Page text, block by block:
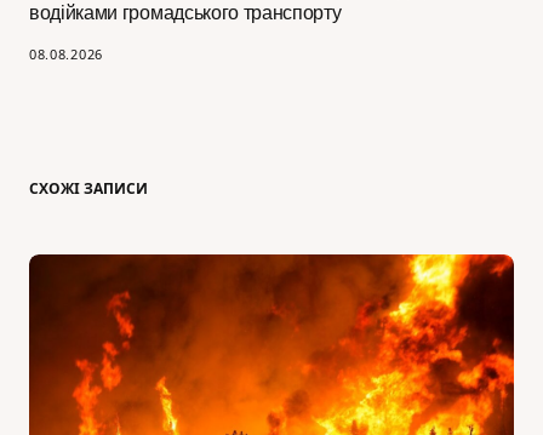
водійками громадського транспорту
08.08.2026
СХОЖІ ЗАПИСИ